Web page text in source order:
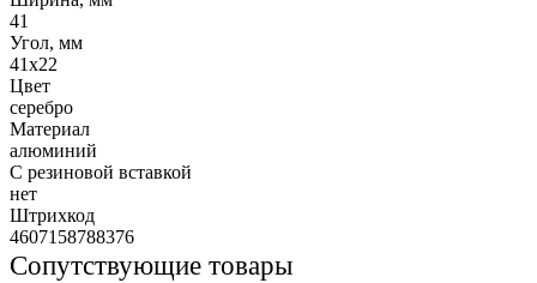
41
Угол, мм
41х22
Цвет
серебро
Материал
алюминий
С резиновой вставкой
нет
Штрихкод
4607158788376
Сопутствующие товары